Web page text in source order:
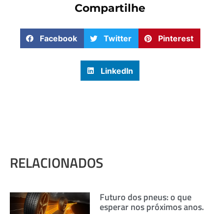
Compartilhe
Facebook Twitter Pinterest
LinkedIn
RELACIONADOS
Futuro dos pneus: o que
esperar nos próximos anos.